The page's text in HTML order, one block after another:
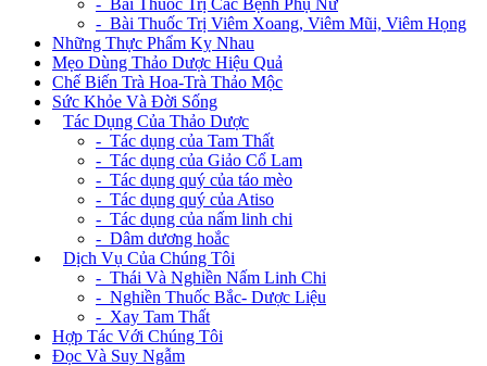
- Bài Thuốc Trị Các Bệnh Phụ Nữ
- Bài Thuốc Trị Viêm Xoang, Viêm Mũi, Viêm Họng
Những Thực Phẩm Kỵ Nhau
Mẹo Dùng Thảo Dược Hiệu Quả
Chế Biến Trà Hoa-Trà Thảo Mộc
Sức Khỏe Và Đời Sống
Tác Dụng Của Thảo Dược
- Tác dụng của Tam Thất
- Tác dụng của Giảo Cổ Lam
- Tác dụng quý của táo mèo
- Tác dụng quý của Atiso
- Tác dụng của nấm linh chi
- Dâm dương hoắc
Dịch Vụ Của Chúng Tôi
- Thái Và Nghiền Nấm Linh Chi
- Nghiền Thuốc Bắc- Dược Liệu
- Xay Tam Thất
Hợp Tác Với Chúng Tôi
Đọc Và Suy Ngẫm